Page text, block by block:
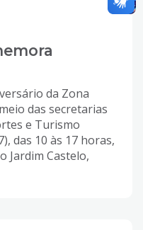
da Zona
das secretarias
e Turismo
das 10 às 17 horas,
Jardim Castelo,